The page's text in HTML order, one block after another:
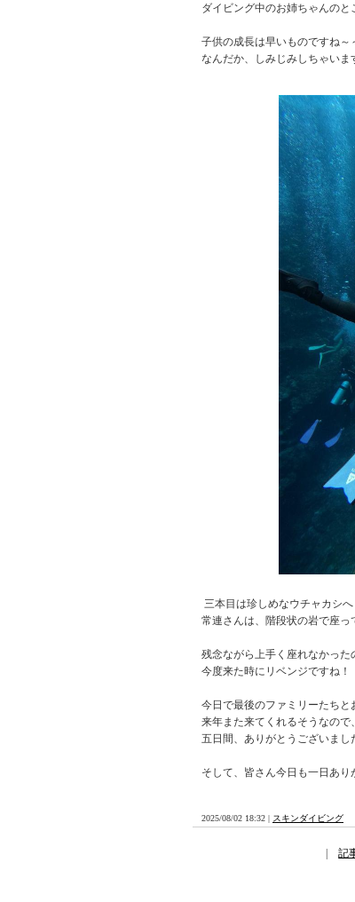
ダイビング中のお姉ちゃんのと
子供の成長は早いものですね～
なんだか、しみじみしちゃいま
三本目は珍しめなウチャカシへ
常連さんは、階段状の岩で座っ
残念ながら上手く座れなかった
今度来た時にリベンジですね！
今日で最後のファミリーたちと
来年また来てくれるそうなので
五日間、ありがとうございまし
そして、皆さん今日も一日あり
2025/08/02 18:32 | スキンダイビング
|記